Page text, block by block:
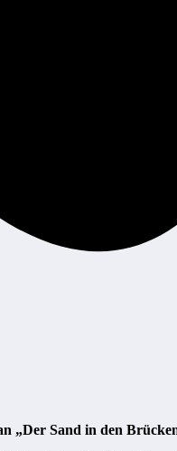
„Der Sand in den